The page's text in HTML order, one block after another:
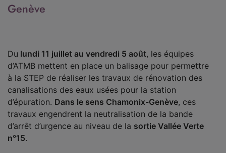
Genève
Du lundi 11 juillet au vendredi 5 août, les équipes
d’ATMB mettent en place un balisage pour permettre
à la STEP de réaliser les travaux de rénovation des
canalisations des eaux usées pour la station
d’épuration. Dans le sens Chamonix-Genève, ces
travaux engendrent la neutralisation de la bande
d’arrêt d’urgence au niveau de la sortie Vallée Verte
n°15.